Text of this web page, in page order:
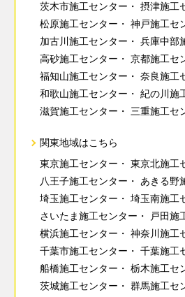
茨木市施工センター
摂津施工
松原施工センター
神戸施工セ
加古川施工センター
兵庫中部
高砂施工センター
京都施工セ
福知山施工センター
奈良施工
和歌山施工センター
紀の川施
滋賀施工センター
三重施工セ
関東地域はこちら
東京施工センター
東京北施工
八王子施工センター
あきる野
埼玉施工センター
埼玉南施工
さいたま施工センター
戸田施
横浜施工センター
神奈川施工
千葉市施工センター
千葉施工
船橋施工センター
栃木施工セ
茨城施工センター
群馬施工セ